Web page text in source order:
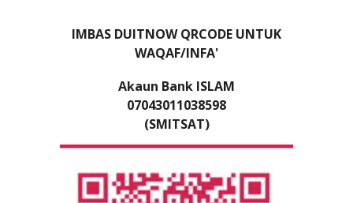
IMBAS DUITNOW QRCODE UNTUK
WAQAF/INFA'
Akaun Bank ISLAM
07043011038598
(SMITSAT)